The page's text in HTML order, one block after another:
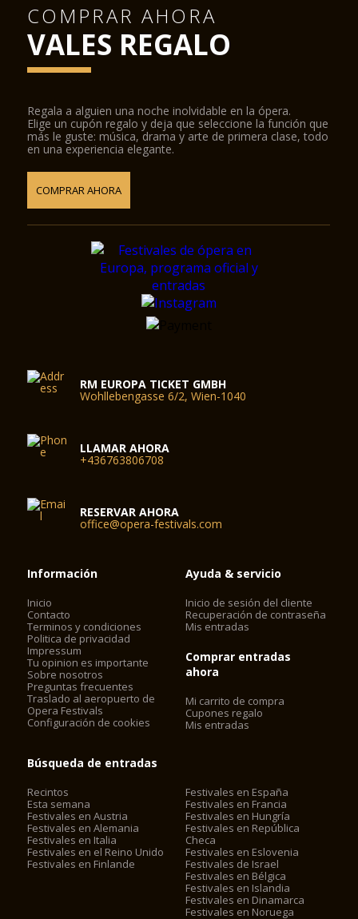
COMPRAR AHORA
VALES REGALO
Regala a alguien una noche inolvidable en la ópera.
Elige un cupón regalo y deja que seleccione la función que
más le guste: música, drama y arte de primera clase, todo
en una experiencia elegante.
COMPRAR AHORA
RM EUROPA TICKET GMBH
Wohllebengasse 6/2, Wien-1040
LLAMAR AHORA
+436763806708
RESERVAR AHORA
office@opera-festivals.com
Información
Inicio
Contacto
Terminos y condiciones
Politica de privacidad
Impressum
Tu opinion es importante
Sobre nosotros
Preguntas frecuentes
Traslado al aeropuerto de
Opera Festivals
Configuración de cookies
Ayuda & servicio
Inicio de sesión del cliente
Recuperación de contraseña
Mis entradas
Comprar entradas
ahora
Mi carrito de compra
Cupones regalo
Mis entradas
Búsqueda de entradas
Recintos
Esta semana
Festivales en Austria
Festivales en Alemania
Festivales en Italia
Festivales en el Reino Unido
Festivales en Finlande
Festivales en España
Festivales en Francia
Festivales en Hungría
Festivales en República
Checa
Festivales en Eslovenia
Festivales de Israel
Festivales en Bélgica
Festivales en Islandia
Festivales en Dinamarca
Festivales en Noruega